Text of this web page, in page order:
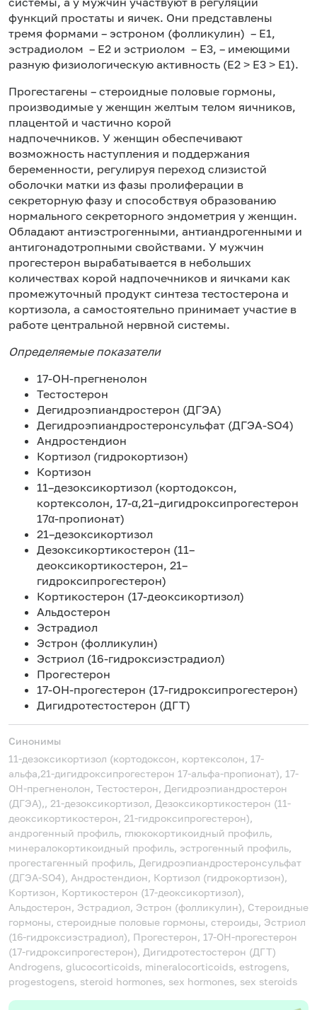
функций простаты и яичек. Они представлены
тремя формами – эстроном (фолликулин) – Е1,
эстрадиолом – Е2 и эстриолом – Е3, – имеющими
разную физиологическую активность (Е2 ˃ Е3 ˃ Е1).
Прогестагены – стероидные половые гормоны,
производимые у женщин желтым телом яичников,
плацентой и частично корой
надпочечников. У женщин обеспечивают
возможность наступления и поддержания
беременности, регулируя переход слизистой
оболочки матки из фазы пролиферации в
секреторную фазу и способствуя образованию
нормального секреторного эндометрия у женщин.
Обладают антиэстрогенными, антиандрогенными и
антигонадотропными свойствами. У мужчин
прогестерон вырабатывается в небольших
количествах корой надпочечников и яичками как
промежуточный продукт синтеза тестостерона и
кортизола, а самостоятельно принимает участие в
работе центральной нервной системы.
Определяемые показатели
17-ОН-прегненолон
Тестостерон
Дегидроэпиандростерон (ДГЭА)
Дегидроэпиандростеронсульфат (ДГЭА-SO4)
Андростендион
Кортизол (гидрокортизон)
Кортизон
11–дезоксикортизол (кортодоксон,
кортексолон, 17-α,21–дигидроксипрогестерон
17α-пропионат)
21–дезоксикортизол
Дезоксикортикостерон (11–
деоксикортикостерон, 21–
гидроксипрогестерон)
Кортикостерон (17-деоксикортизол)
Альдостерон
Эстрадиол
Эстрон (фолликулин)
Эстриол (16-гидроксиэстрадиол)
Прогестерон
17-ОН-прогестерон (17-гидроксипрогестерон)
Дигидротестостерон (ДГТ)
Синонимы
11-дезоксикортизол (кортодоксон, кортексолон, 17-
альфа,21-дигидроксипрогестерон 17-альфа-пропионат), 17-
ОН-прегненолон, Тестостерон, Дегидроэпиандростерон
(ДГЭА),, 21-дезоксикортизол, Дезоксикортикостерон (11-
деоксикортикостерон, 21-гидроксипрогестерон),
андрогенный профиль, глюкокортикоидный профиль,
минералокортикоидный профиль, эстрогенный профиль,
прогестагенный профиль, Дегидроэпиандростеронсульфат
(ДГЭА-SO4), Андростендион, Кортизол (гидрокортизон),
Кортизон, Кортикостерон (17-деоксикортизол),
Альдостерон, Эстрадиол, Эстрон (фолликулин), Стероидные
гормоны, стероидные половые гормоны, стероиды, Эстриол
(16-гидроксиэстрадиол), Прогестерон, 17-ОН-прогестерон
(17-гидроксипрогестерон), Дигидротестостерон (ДГТ)
Androgens, glucocorticoids, mineralocorticoids, estrogens,
progestogens, steroid hormones, sex hormones, sex steroids